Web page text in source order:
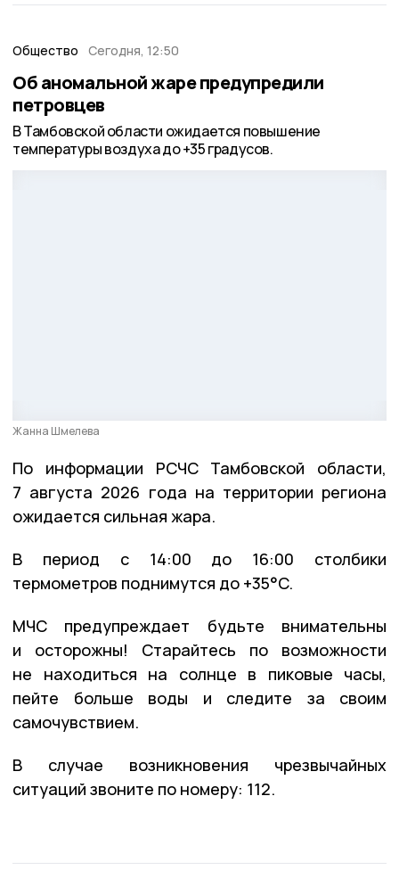
Общество Сегодня, 12:50
Об аномальной жаре предупредили
петровцев
В Тамбовской области ожидается повышение
температуры воздуха до +35 градусов.
Жанна Шмелева
По информации РСЧС Тамбовской области,
7 августа 2026 года на территории региона
ожидается сильная жара.
В период с 14:00 до 16:00 столбики
термометров поднимутся до +35°C.
МЧС предупреждает будьте внимательны
и осторожны! Старайтесь по возможности
не находиться на солнце в пиковые часы,
пейте больше воды и следите за своим
самочувствием.
В случае возникновения чрезвычайных
ситуаций звоните по номеру: 112.